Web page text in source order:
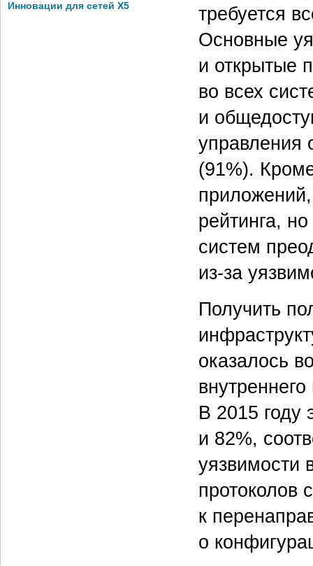
Инновации для сетей X5
требуется
Основные
и открытые
во всех
и
управления
(91%).
рейтинга,
систем
из-за
Получить
оказалось
В 2015 году
и 82%,
уязвимости
протоколов
к
о